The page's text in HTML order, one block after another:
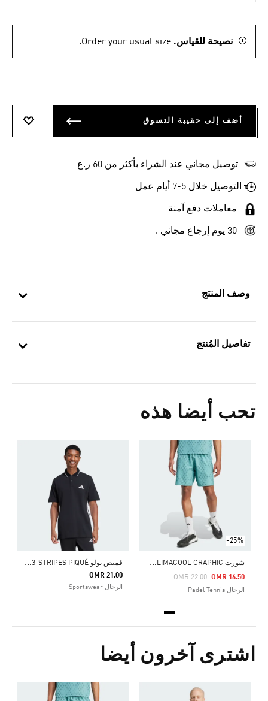
وصف المنتج
تفاصيل المُنتج
تحب أيضا هذه
-25%
ش
ورت CLUB TENNIS CLIMACOOL GRAPHIC
OMR 22.00 OMR 16.50
الرجال Padel Tennis
ق
ميص بولو ESSENTIALS 3-STRIPES PIQUÉ
OMR 21.00
الرجال Sportswear
Price Reduced From
اشترى آخرون أيضا
نصيحة للقياس. Order your usual size.
أضف إلى حقيبة التسوق
توصيل مجاني عند الشراء بأكثر من 60 ر.ع
التوصيل خلال 5-7 أيام عمل
معاملات دفع آمنة